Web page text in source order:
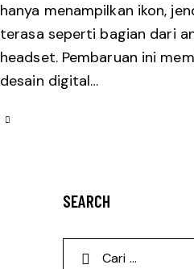
hanya menampilkan ikon,
terasa seperti bagian dari
headset. Pembaruan ini
desain digital…
SEARCH